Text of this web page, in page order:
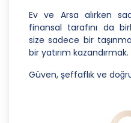
dikkate alarak işlediği
güncel olmasını
gerekli tedbirleri almak
kurmakla yükümlüdür.
3. Belirli, Açık ve
Danışmanlık Hizmetleri
Ev ve Arsa alırken
finansal tarafını da
size sadece bir
bir yatırım kazandırmak.
Güven, şeffaflık ve